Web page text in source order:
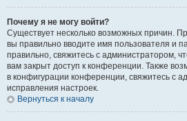
Почему я не могу войти?
Существует несколько возможных причин.
вы правильно вводите имя пользователя и
правильно, свяжитесь с администратором,
вам закрыт доступ к конференции. Также
в конфигурации конференции, свяжитесь с
исправления настроек.
Вернуться к началу